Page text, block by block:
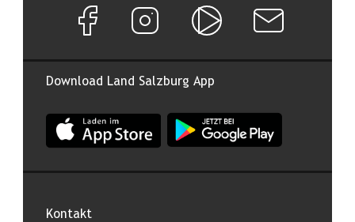
Download Land Salzburg App
App Land Salzburg im Apple App Store
App Land Salzburg im
Facebook Seite von Land Salzburg
Instagram Seite von Land Salzburg
Salzburg ONNewsletter
Kontakt